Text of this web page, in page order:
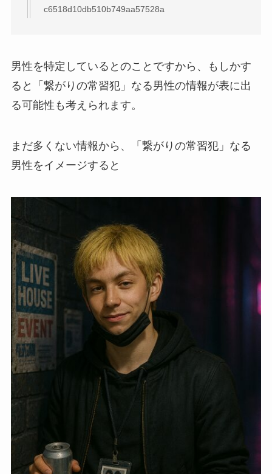
c6518d10db510b749aa57528a
男性を特定しているとのことですから、もしかす
ると「繋がりの常習犯」なる男性の情報が表に出
る可能性も考えられます。
まだ多くない情報から、「繋がりの常習犯」なる
男性をイメージすると